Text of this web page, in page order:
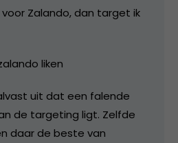
Zalando, dan target ik
liken
uit dat een falende
de targeting ligt. Zelfde
daar de beste van